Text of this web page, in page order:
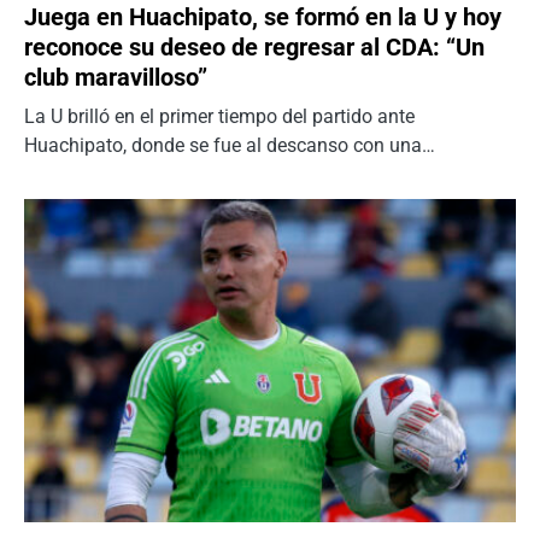
Juega en Huachipato, se formó en la U y hoy
reconoce su deseo de regresar al CDA: “Un
club maravilloso”
La U brilló en el primer tiempo del partido ante
Huachipato, donde se fue al descanso con una…